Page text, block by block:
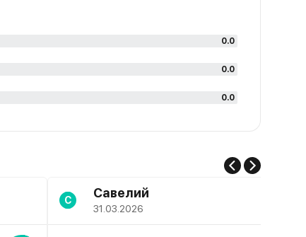
0.0
0.0
0.0
С Савелий
31.03.2026